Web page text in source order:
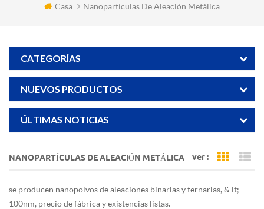
Casa Nanopartículas De Aleación Metálica
CATEGORÍAS
NUEVOS PRODUCTOS
ÚLTIMAS NOTICIAS
NANOPARTÍCULAS DE ALEACIÓN METÁLICA ver : Grid
se producen nanopolvos de aleaciones binarias y ternarias, & lt;
100nm, precio de fábrica y existencias listas.